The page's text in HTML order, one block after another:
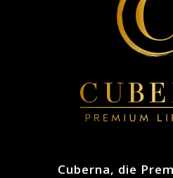
Cuberna, die